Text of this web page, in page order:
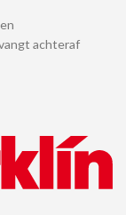
achteraf